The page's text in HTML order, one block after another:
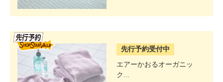
先行予約受付中
エアーかおるオーガニッ
ク...